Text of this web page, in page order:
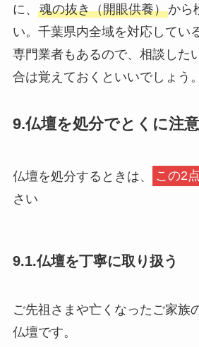
に、 魂の抜き（開眼供養）から
い。千葉県内全域を対応してい
専門業者もあるので、相談した
合は覚えておくといいでしょう。
9.仏壇を処分でとくに注
仏壇を処分するときは、 この2点
さい
9.1.仏壇を丁寧に取り扱う
ご先祖さまや亡くなったご家族
仏壇です。